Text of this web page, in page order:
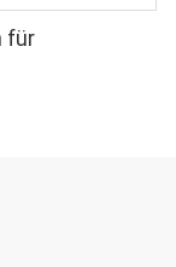
für